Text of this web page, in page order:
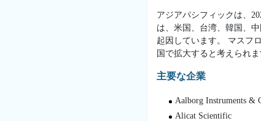
アジアパシフィックは、
は、米国、台湾、韓国、
起因しています。 マスフ
国で拡大すると考えられま
主要な企業
Aalborg Instruments &
Alicat Scientific